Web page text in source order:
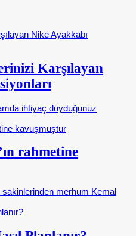
Karşılayan
ihtiyaç duyduğunuz
rahmetine
sakinlerinden merhum Kemal